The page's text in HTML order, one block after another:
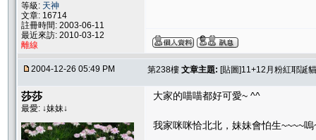
等級: 天神
文章: 16714
註冊時間: 2003-06-11
最近來訪: 2010-03-12
離線
2004-12-26 05:49 PM 第238樓 文章主題: [貼圖]11+12月粉紅耶誕
莎莎
最愛: ↓妹妹↓
大家的喵喵都好可愛~ ^^
我家咪咪恰北北，妹妹會怕生~~~~嗚